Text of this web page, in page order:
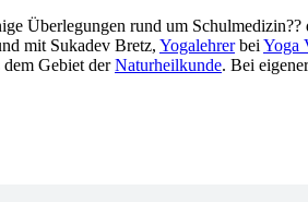
Überlegungen rund um Schulmedizin??
mit Sukadev Bretz, Yogalehrerbei Yoga
dem Gebiet derNaturheilkunde. Bei